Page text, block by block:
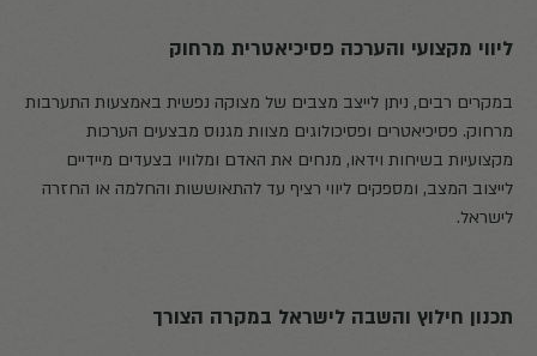
ליווי מקצועי והערכה פסיכיאטרית מרחוק
במקרים רבים, ניתן לייצב מצבים של מצוקה נפשית באמצעות התערבות
מרחוק. פסיכיאטרים ופסיכולוגים מצוות מגנוס מבצעים הערכות
מקצועיות בשיחות וידאו, מנחים את האדם ומלוויו בצעדים מיידיים
לייצוב המצב, ומספקים ליווי רציף עד להתאוששות והחלמה או החזרה
לישראל.
תכנון חילוץ והשבה לישראל במקרה הצורך